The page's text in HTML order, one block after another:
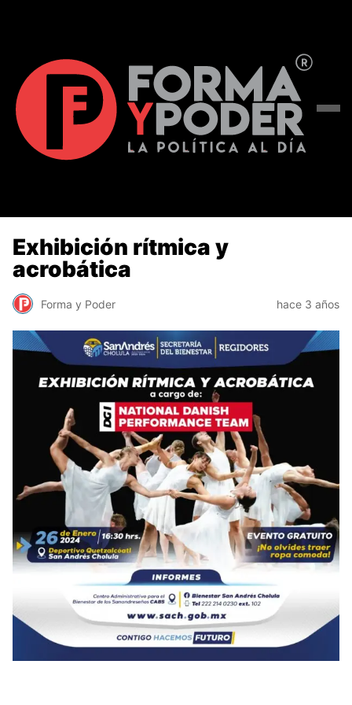
Exhibición rítmica y
acrobática
Forma y Poder hace 3 años